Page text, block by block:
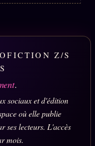
Z/S
.
sociaux et d'édition
où elle publie
ses lecteurs. L'accès
mois.